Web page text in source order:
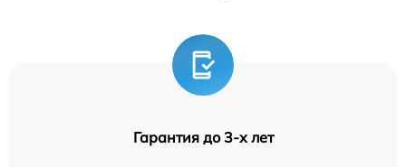
Гарантия до 3-х лет